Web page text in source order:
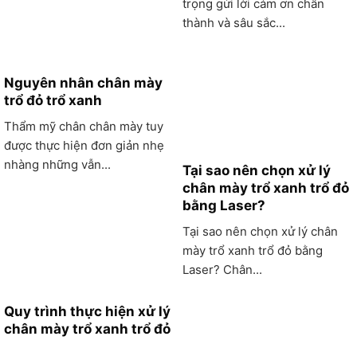
trọng gửi lời cảm ơn chân
thành và sâu sắc...
Nguyên nhân chân mày
trổ đỏ trổ xanh
Thẩm mỹ chân chân mày tuy
được thực hiện đơn giản nhẹ
nhàng những vẫn...
Tại sao nên chọn xử lý
chân mày trổ xanh trổ đỏ
bằng Laser?
Tại sao nên chọn xử lý chân
mày trổ xanh trổ đỏ bằng
Laser? Chân...
Quy trình thực hiện xử lý
chân mày trổ xanh trổ đỏ